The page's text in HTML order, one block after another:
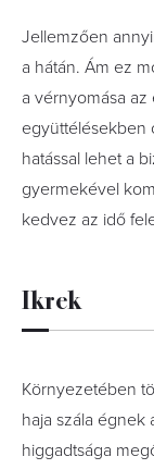
Jellemzően
a hátán. Ám ez
a vérnyomása
együttélésekben
hatással lehet a
gyermekével
kedvez az idő
Ikrek
Környezetében
haja szála égnek
higgadtsága